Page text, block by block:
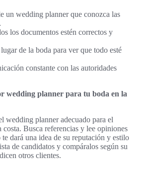
un wedding planner que conozca las
los documentos estén correctos y
de la boda para ver que todo esté
constante con las autoridades
wedding planner para tu boda en la
wedding planner adecuado para el
costa. Busca referencias y lee opiniones
te dará una idea de su reputación y estilo
de candidatos y compáralos según su
otros clientes.